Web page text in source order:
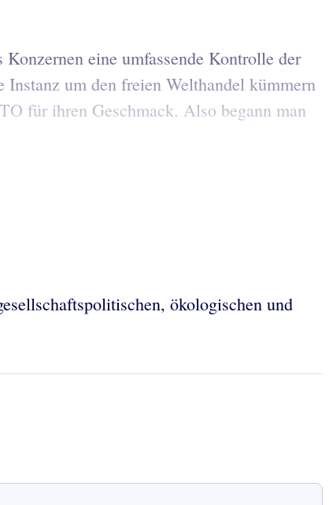
eine umfassende Kontrolle der
um den freien Welthandel kümmern
für ihren Geschmack. Also begann man
ökologischen und